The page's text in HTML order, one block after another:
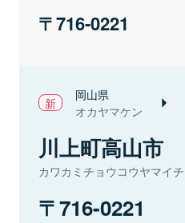
716-0221
岡山県
オカヤマケン
川上町高山市
カワカミチョウコウヤマイチ
716-0221